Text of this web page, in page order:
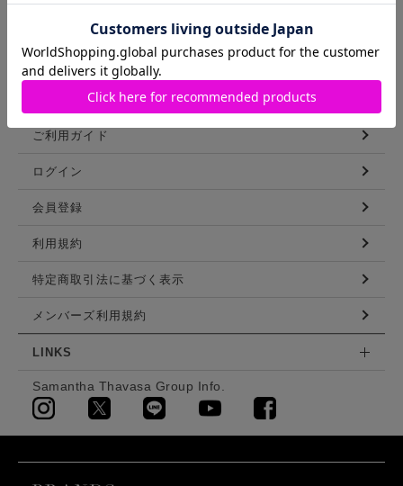
スタッフリスト
ショップブログ
ご利用ガイド
ログイン
会員登録
利用規約
特定商取引法に基づく表示
メンバーズ利用規約
LINKS
Samantha Thavasa Group Info.